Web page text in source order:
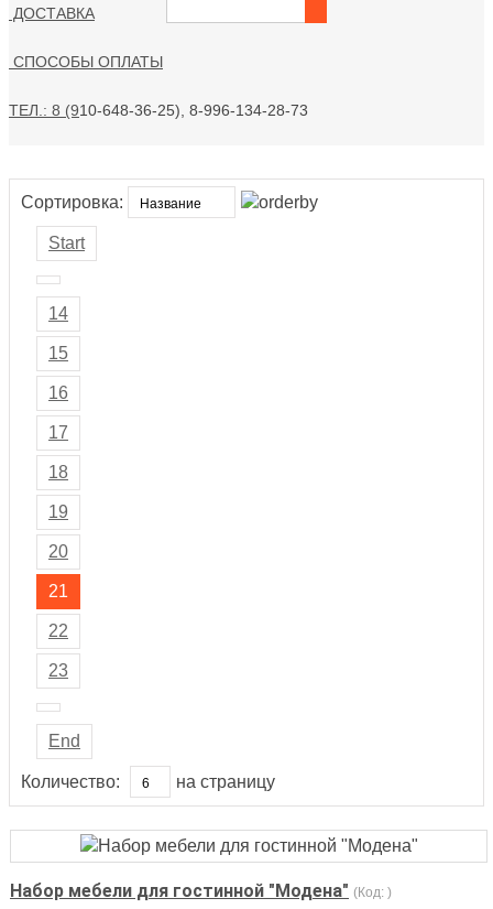
ДОСТАВКА
СПОСОБЫ ОПЛАТЫ
ТЕЛ.: 8 (910-648-36-25), 8-996-134-28-73
Сортировка:
Start
14
15
16
17
18
19
20
21
22
23
End
Количество: на страницу
Набор мебели для гостинной "Модена" (Код: )